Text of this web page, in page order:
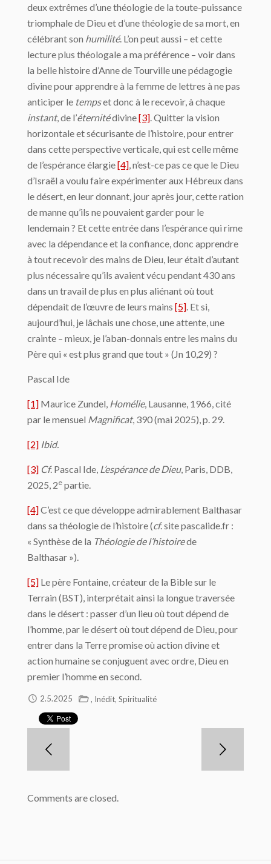
deux extrêmes d’une théologie de la toute-puissance
triomphale de Dieu et d’une théologie de sa mort, en
célébrant son humilité. L’on peut aussi – et cette
lecture plus théologale a ma préférence – voir dans
la belle histoire d’Anne de Tourville une pédagogie
divine pour apprendre à la femme de lettres à ne pas
anticiper le tempset donc à le recevoir, à chaque
instant, de l’éternitédivine[3]. Quitter la vision
horizontale et sécurisante de l’histoire, pour entrer
dans cette perspective verticale, qui est celle même
de l’espérance élargie[4], n’est-ce pas ce que le Dieu
d’Israël a voulu faire expérimenter aux Hébreux dans
le désert, en leur donnant, jour après jour, cette ration
de manne qu’ils ne pouvaient garder pour le
lendemain ? Et cette entrée dans l’espérance qui rime
avec la dépendance et la confiance, donc apprendre
à tout recevoir des mains de Dieu, leur était d’autant
plus nécessaire qu’ils avaient vécu pendant 430 ans
dans un travail de plus en plus aliénant où tout
dépendait de l’œuvre de leurs mains [5]. Et si,
aujourd’hui, je lâchais une chose, une attente, une
crainte – mieux, je l’aban-donnais entre les mains du
Père qui « est plus grand que tout » (Jn 10,29) ?
Pascal Ide
[1] Maurice Zundel, Homélie, Lausanne, 1966, cité
par le mensuel Magnificat, 390 (mai 2025), p. 29.
[2] Ibid.
[3] Cf. Pascal Ide, L’espérance de Dieu, Paris, DDB,
2025, 2e partie.
[4]C’est ce que développe admirablement Balthasar
dans sa théologie de l’histoire (cf. site pascalide.fr :
« Synthèse de la Théologie de l’histoirede
Balthasar »).
[5] Le père Fontaine, créateur de la Bible sur le
Terrain (BST), interprétait ainsi la longue traversée
dans le désert : passer d’un lieu où tout dépend de
l’homme, par le désert où tout dépend de Dieu, pour
entrer dans la Terre promise où action divine et
action humaine se conjuguent avec ordre, Dieu en
premier l’homme en second.
2.5.2025 , Inédit, Spiritualité
Comments are closed.